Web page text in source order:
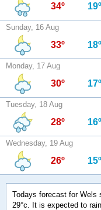
34º 19º
Sunday, 16 Aug
33º 18º
Monday, 17 Aug
30º 17º
Tuesday, 18 Aug
28º 16º
Wednesday, 19 Aug
26º 15º
Todays forecast for Wels
29°c. It is expected to